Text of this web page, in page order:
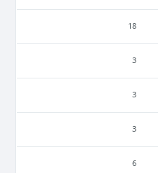
18
3
3
3
6